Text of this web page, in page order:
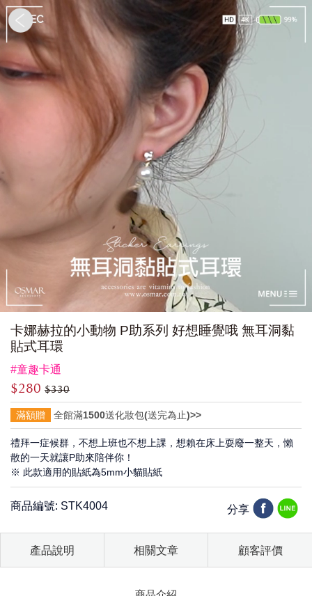
卡娜赫拉的小動物 P助系列 好想睡覺哦 無耳洞黏
貼式耳環
#童趣卡通
$280 $330
滿額贈 全館滿1500送化妝包(送完為止)>>
禮拜一症候群，不想上班也不想上課，想賴在床上耍廢一整天，懶
散的一天就讓P助來陪伴你！
※ 此款適用的貼紙為5mm小貓貼紙
商品編號: STK4004 分享
產品說明 相關文章 顧客評價